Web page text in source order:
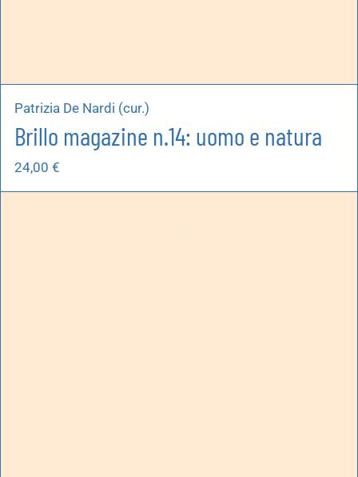
Patrizia De Nardi (cur.)
Brillo magazine n.14: uomo e natura
24,00 €